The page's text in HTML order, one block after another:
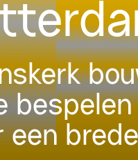
een